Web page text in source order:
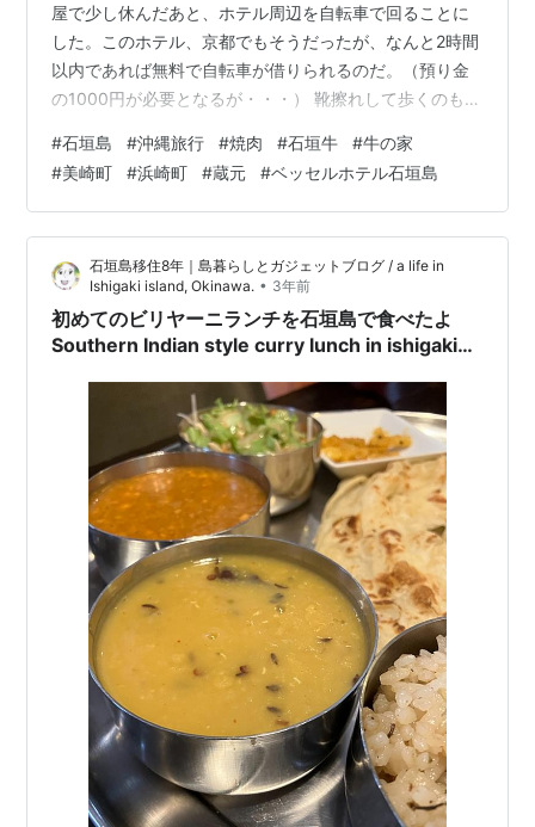
屋で少し休んだあと、ホテル周辺を自転車で回ることに
した。このホテル、京都でもそうだったが、なんと2時間
以内であれば無料で自転車が借りられるのだ。（預り金
の1000円が必要となるが・・・） 靴擦れして歩くのもや
らプチ観光旅行だｗ というわけで最初に出かけたのが、
石垣市立八重山博物館 石垣市立八重山博物館 古い建
物・・・。博物館自体が博物館だ。昭和47年に開館した
そうなので、もう50年以上も前の建物ですね。入館料は
200円だそうですが、私が到着したときには閉館時間の5
時を少し回っていたので見学で…
#石垣島 #沖縄旅行 #焼肉 #石垣牛 #牛の家
#美崎町 #浜崎町 #蔵元 #ベッセルホテル石垣島
石垣島移住8年｜島暮らしとガジェットブログ / a life in
Ishigaki island, Okinawa. • 3年前
初めてのビリヤーニランチを石垣島で食べたよ
Southern Indian style curry lunch in ishigaki